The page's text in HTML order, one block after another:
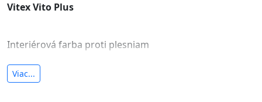
Vitex Vito Plus
Interiérová farba proti plesniam
antibakteriálna a umývateľná
Viac...